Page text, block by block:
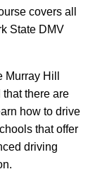
covers all
State DMV
Hill
there are
how to drive
that offer
driving